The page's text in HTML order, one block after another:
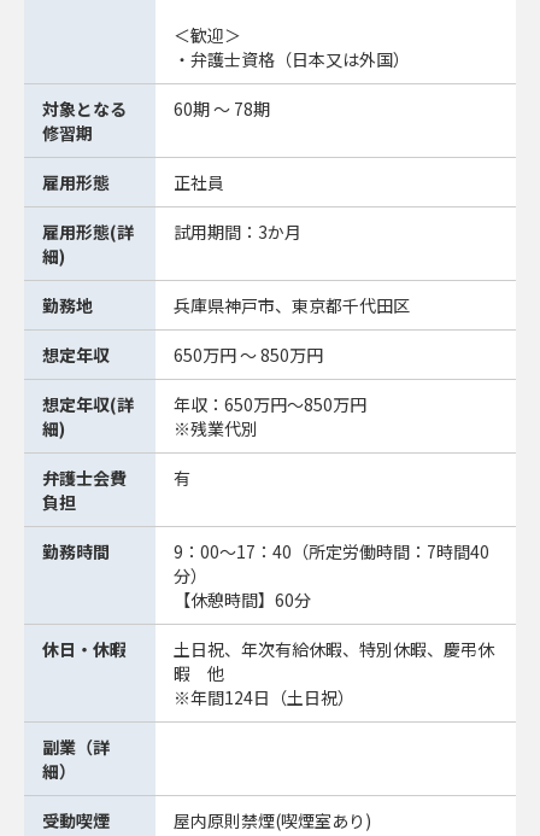
＜歓迎＞
・弁護士資格（日本又は外国）
対象となる
修習期
60期 ～ 78期
雇用形態 正社員
雇用形態(詳
細)
試用期間：3か月
勤務地 兵庫県神戸市、東京都千代田区
想定年収 650万円 ～ 850万円
想定年収(詳
細)
年収：650万円～850万円
※残業代別
弁護士会費
負担
有
勤務時間
9：00～17：40（所定労働時間：7時間40
分）
【休憩時間】60分
休日・休暇
土日祝、年次有給休暇、特別休暇、慶弔休
暇 他
※年間124日（土日祝）
副業（詳
細）
受動喫煙 屋内原則禁煙(喫煙室あり)